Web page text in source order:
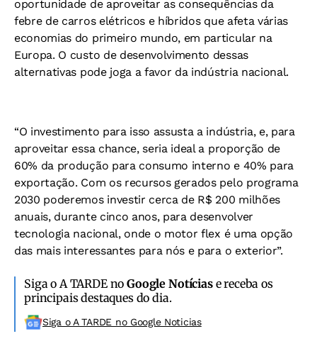
oportunidade de aproveitar as consequências da
febre de carros elétricos e híbridos que afeta várias
economias do primeiro mundo, em particular na
Europa. O custo de desenvolvimento dessas
alternativas pode joga a favor da indústria nacional.
“O investimento para isso assusta a indústria, e, para
aproveitar essa chance, seria ideal a proporção de
60% da produção para consumo interno e 40% para
exportação. Com os recursos gerados pelo programa
2030 poderemos investir cerca de R$ 200 milhões
anuais, durante cinco anos, para desenvolver
tecnologia nacional, onde o motor flex é uma opção
das mais interessantes para nós e para o exterior”.
Siga o A TARDE noGoogle Notíciase receba os
principais destaques do dia.
Siga o A TARDE no Google Noticias